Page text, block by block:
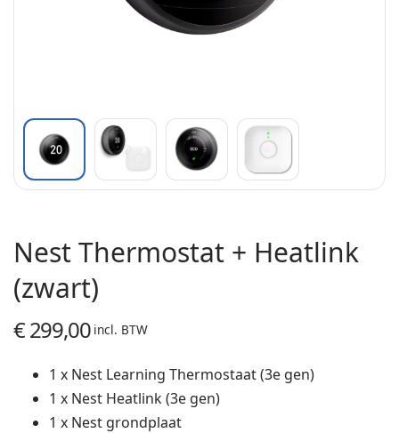
Nest Thermostat + Heatlink
(zwart)
€299,00 incl. BTW
1 x Nest Learning Thermostaat (3e gen)
1 x Nest Heatlink (3e gen)
1 x Nest grondplaat